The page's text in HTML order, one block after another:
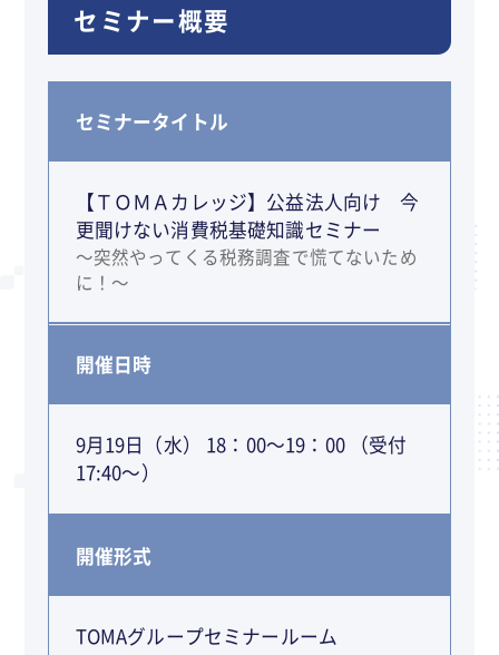
セミナー概要
セミナータイトル
【ＴＯＭＡカレッジ】公益法人向け 今
更聞けない消費税基礎知識セミナー
～突然やってくる税務調査で慌てないため
に！～
開催日時
9月19日（水） 18：00～19：00 （受付
17:40～）
開催形式
TOMAグループセミナールーム